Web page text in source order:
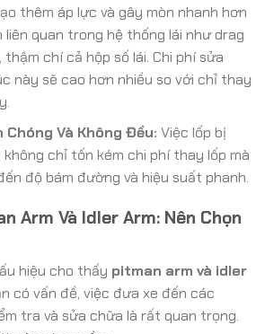
thêm áp lực và gây mòn nhanh hơn
liên quan trong hệ thống lái như drag
thậm chí cả hộp số lái. Chi phí sửa
này sẽ cao hơn nhiều so với chỉ thay
Chóng Và Không Đều: Việc lốp bị
chỉ tốn kém chi phí thay lốp mà
độ bám đường và hiệu suất phanh.
Arm Và Idler Arm: Nên Chọn
hiệu cho thấy pitman arm và idler
có vấn đề, việc đưa xe đến các
tra và sửa chữa là rất quan trọng.